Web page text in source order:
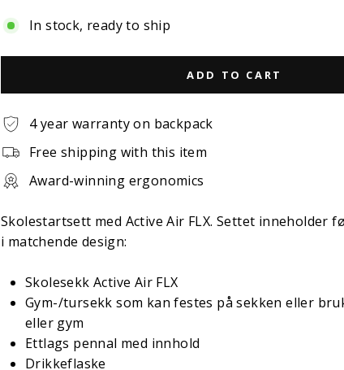
In stock, ready to ship
ADD TO CART
4 year warranty on backpack
Free shipping with this item
Award-winning ergonomics
Skolestartsett med Active Air FLX. Settet inneholder
i matchende design:
Skolesekk Active Air FLX
Gym-/tursekk som kan festes på sekken eller
eller gym
Ettlags pennal med innhold
Drikkeflaske